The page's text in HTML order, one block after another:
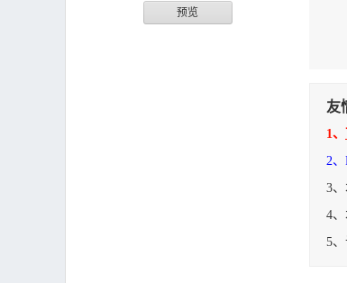
预览
友
1、
2
3
4
5